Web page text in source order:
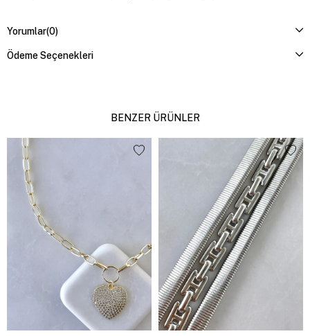
Yorumlar(0)
Ödeme Seçenekleri
BENZER ÜRÜNLER